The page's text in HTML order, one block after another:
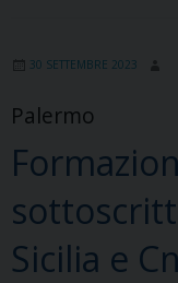
30 SETTEMBRE 2023
Palermo
Sicilia e